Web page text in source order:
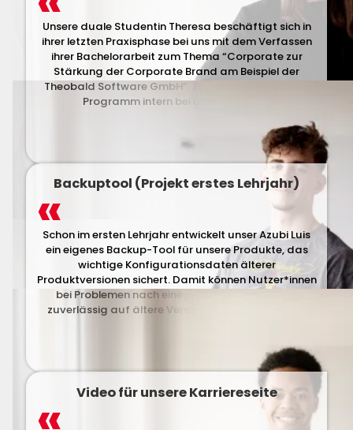
Unsere duale Studentin Theresa beschäftigt sich in
ihrer letzten Praxisphase bei uns mit dem Verfassen
ihrer Bachelorarbeit zum Thema “Corporate zur
Stärkung der Corporate Brand am Beispiel der
Theobald Software GmbH”. Zukünftig wird sie das
Programm intern bei uns aufbauen.
Backuptool (Projekt erstes Lehrjahr)
Schon im ersten Lehrjahr entwickelt unser Azubi Luis
ein eigenes Backup-Tool für unsere Produkte, das
wichtige Konfigurationsdaten älterer
Produktversionen sichert. Damit können Nutzer*innen
bei Problemen nach einem Update schnell und
zuverlässig auf ältere Versionen zurückwechseln.
Video für unsere Karriereseite